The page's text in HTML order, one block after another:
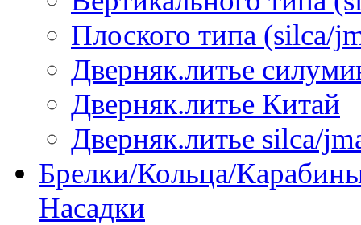
Плоского типа (silca/
Дверняк.литье
Дверняк.литье Китай
Дверняк.литье silca/
Брелки/Кольца/
Насадки